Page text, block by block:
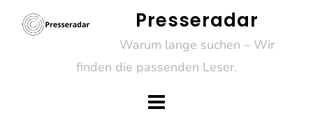
Presseradar
Warum lange suchen – Wir
finden die passenden Leser.